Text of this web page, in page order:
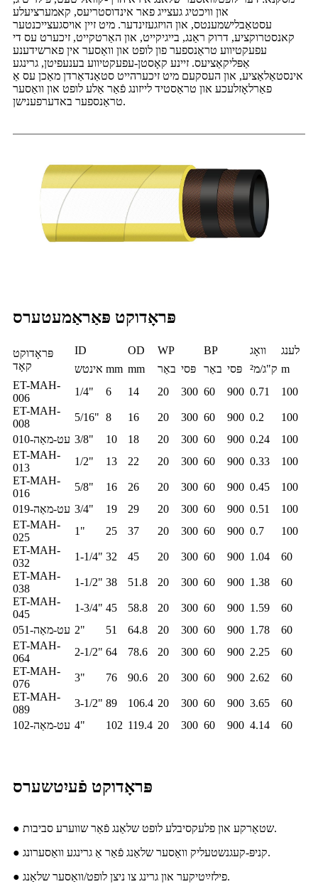
און וויכטיג געצייג פאר אינדוסטריעס, קאמערציעלע
עסטאַבלישמענטס, און הויזגעזינדער. מיט זיין אויסגעצייכנטער
קאנסטרוקציע, דרוק ראַנג, בייגיקייט, און האַרטקייט, זיכערט עס די
עפעקטיווע טראַנספער פון לופט און וואַסער אין פארשידענע
אַפּליקאַציעס. זיינע קאָסטן-עפעקטיווע בענעפיטן, גרינגע
אינסטאַלאַציע, און העסקעם מיט זיכערהייט סטאַנדאַרדן מאַכן עס אַ
פאַרלאָזלעכע און טראַסטיד לייזונג פֿאַר אַלע לופט און וואַסער
טראַנספער באדערפענישן.
פּראָדוקט פּאַראַמעטערס
פּראָדוקט
קאָד
ID OD WP BP וואָג
לענג
אינטש mm mm באַר פּסי באַר פּסי ק"ג/מ² m
ET-MAH-
006
1/4" 6 14 20 300 60 900 0.71
100
ET-MAH-
008
5/16" 8 16 20 300 60 900 0.2
100
עט-מאַה-010 3/8" 10 18 20 300 60 900 0.24
100
ET-MAH-
013
1/2" 13 22 20 300 60 900 0.33
100
ET-MAH-
016
5/8" 16 26 20 300 60 900 0.45
100
עט-מאַה-019 3/4" 19 29 20 300 60 900 0.51
100
ET-MAH-
025
1" 25 37 20 300 60 900 0.7
100
ET-MAH-
032
1-1/4" 32 45 20 300 60 900 1.04
60
ET-MAH-
038
1-1/2" 38 51.8 20 300 60 900 1.38
60
ET-MAH-
045
1-3/4" 45 58.8 20 300 60 900 1.59
60
עט-מאַה-051 2" 51 64.8 20 300 60 900 1.78
60
ET-MAH-
064
2-1/2" 64 78.6 20 300 60 900 2.25
60
ET-MAH-
076
3" 76 90.6 20 300 60 900 2.62
60
ET-MAH-
089
3-1/2" 89 106.4 20 300 60 900 3.65
60
עט-מאַה-102 4" 102 119.4 20 300 60 900 4.14 60
פּראָדוקט פֿעיִטשערס
● שטאַרקע און פלעקסיבלע לופט שלאַנג פֿאַר שווערע סביבות.
● קניפּ-קעגנשטעליק וואַסער שלאַנג פֿאַר אַ גרינגע וואַסערונג.
● פילזײַטיקער און גרינג צו ניצן לופט/וואַסער שלאַנג.